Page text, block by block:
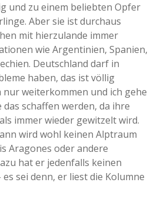
und zu einem beliebten Opfer
Aber sie ist durchaus
mit hierzulande immer
wie Argentinien, Spanien,
Deutschland darf in
haben, das ist völlig
nur weiterkommen und ich gehe
das schaffen werden, da ihre
immer wieder gewitzelt wird.
wird wohl keinen Alptraum
Aragones oder andere
hat er jedenfalls keinen
sei denn, er liest die Kolumne